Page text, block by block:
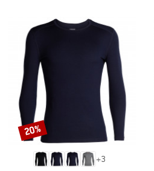
+3
Sconto
20%